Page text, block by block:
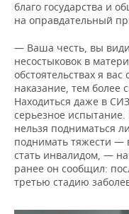
благо государства и
на оправдательный
— Ваша честь, вы
несостыковок в
обстоятельствах я
наказание, тем более
Находиться даже в
серьезное
нельзя подниматься
поднимать тяжести —
стать инвалидом, —
ранее он сообщил:
третью стадию